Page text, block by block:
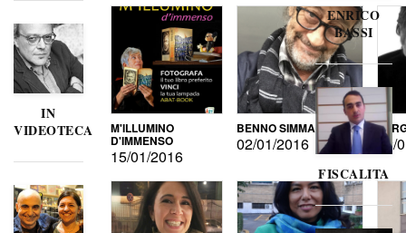
IN
VIDEOTECA
M'ILLUMINO
D'IMMENSO
15/01/2016
BENNO SIMMA
02/01/2016
ENRICO
BASSI
FISCALITA